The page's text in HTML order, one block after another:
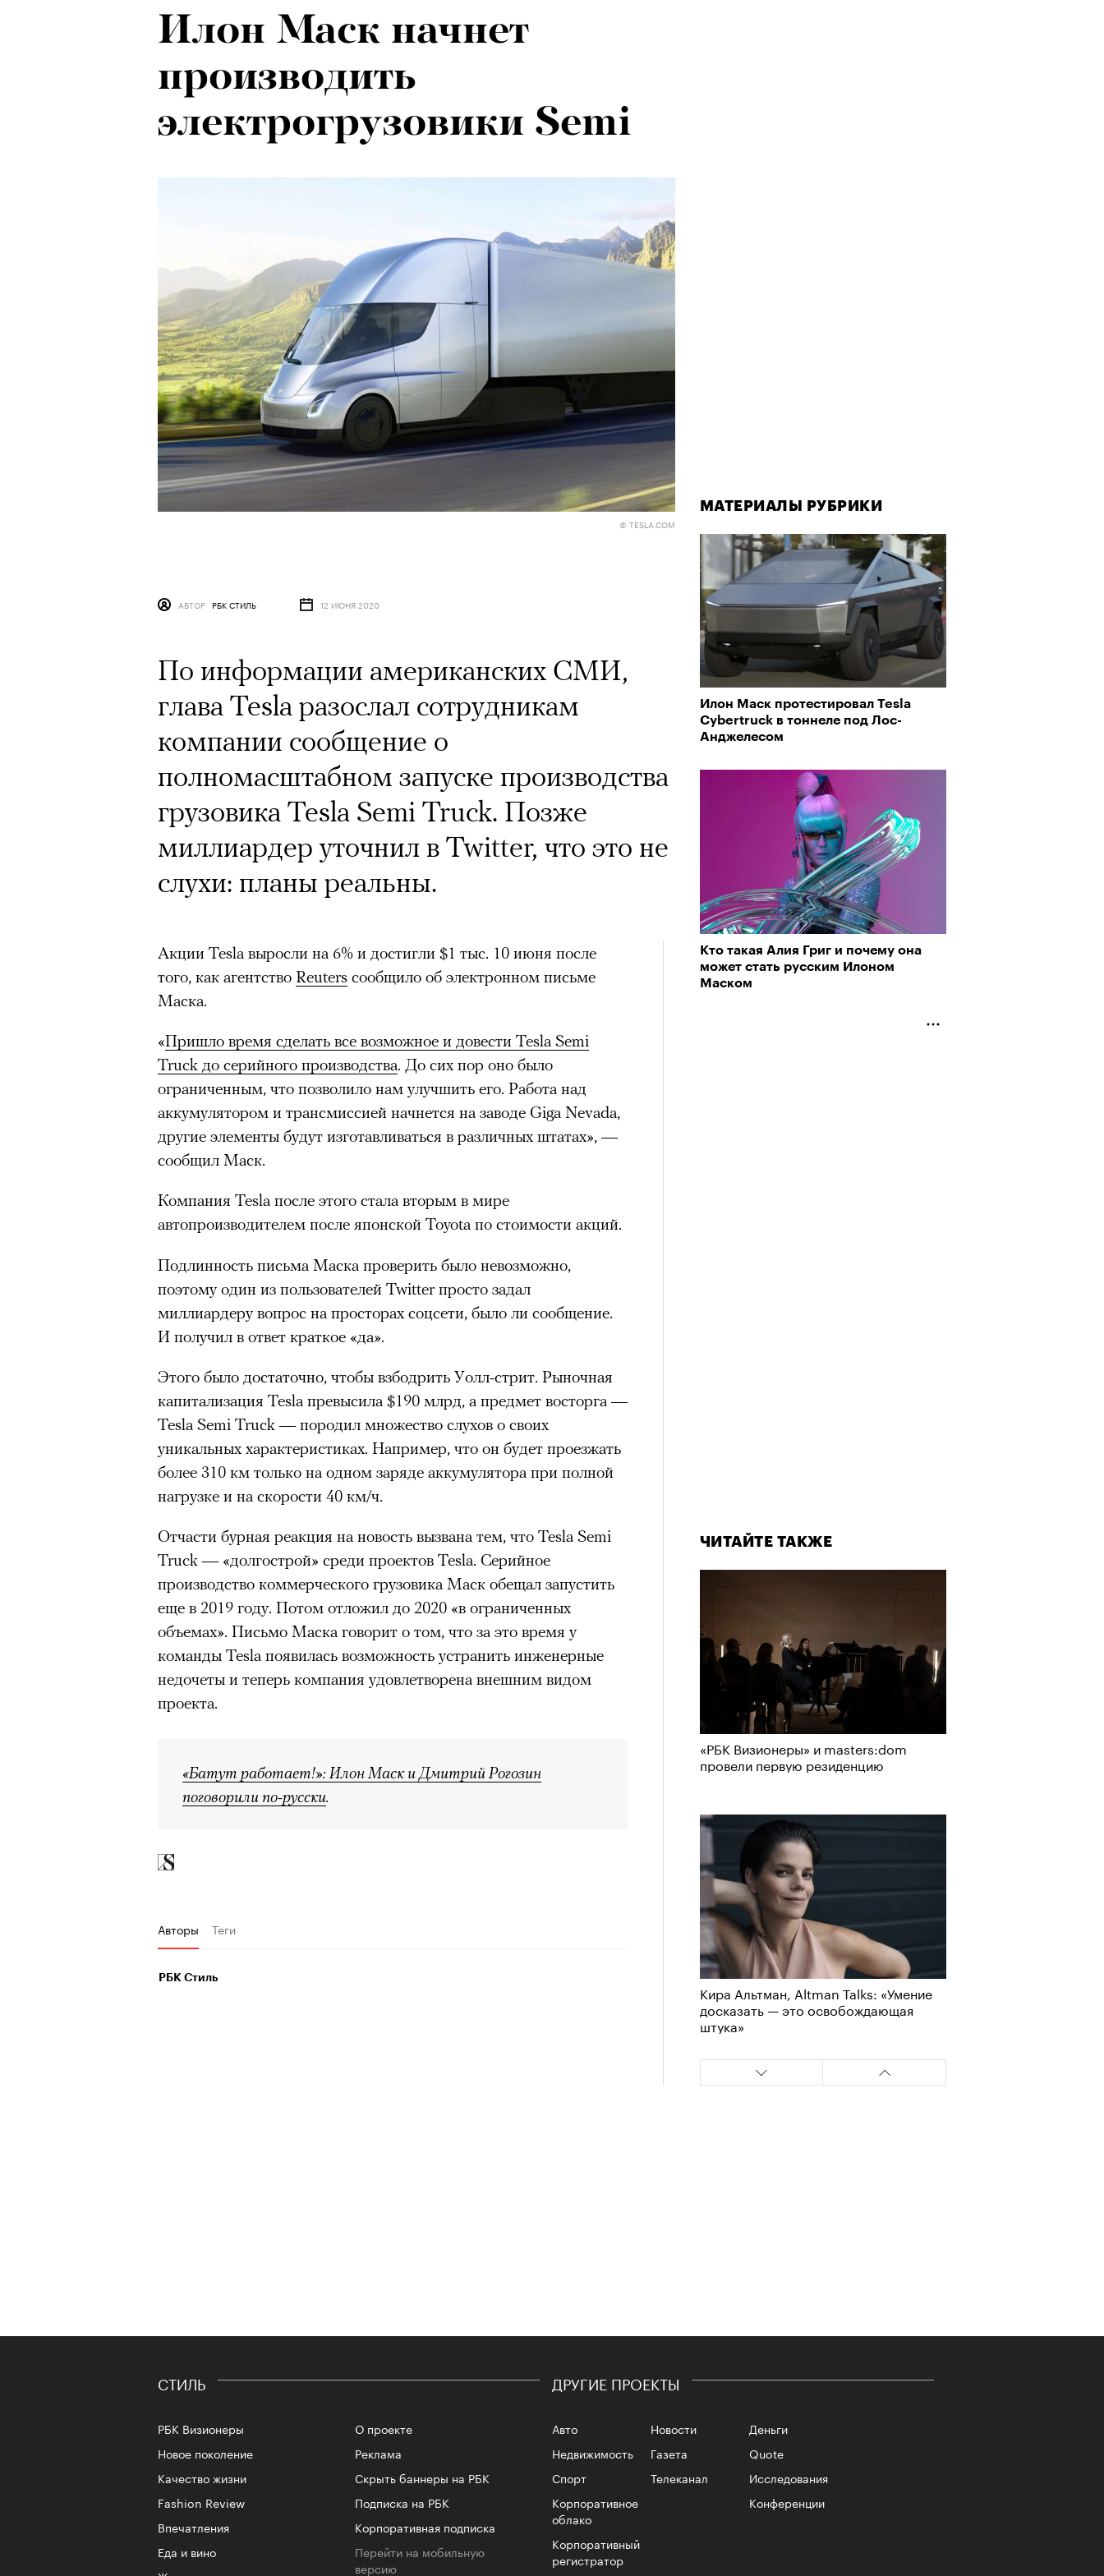
МАТЕРИАЛЫ РУБРИКИ
Илон Маск протестировал Tesla
Cybertruck в тоннеле под Лос-
Анджелесом
Кто такая Алия Григ и почему она
может стать русским Илоном
Маском
ЧИТАЙТЕ ТАКЖЕ
«РБК Визионеры» и masters:dom
провели первую резиденцию
Кира Альтман, Altman Talks: «Умение
досказать — это освобождающая
штука»
4 коллаборации, которые нельзя
пропустить
Илон Маск начнет
производить
электрогрузовики Semi
© TESLA.COM
АВТОР РБК СТИЛЬ 12 ИЮНЯ 2020
По информации американских СМИ,
глава Tesla разослал сотрудникам
компании сообщение о
полномасштабном запуске производства
грузовика Tesla Semi Truck. Позже
миллиардер уточнил в Twitter, что это не
слухи: планы реальны.
Акции Tesla выросли на 6% и достигли $1 тыс. 10 июня после
того, как агентство Reuters сообщило об электронном письме
Маска.
«Пришло время сделать все возможное и довести Tesla Semi
Truck до серийного производства. До сих пор оно было
ограниченным, что позволило нам улучшить его. Работа над
аккумулятором и трансмиссией начнется на заводе Giga Nevada,
другие элементы будут изготавливаться в различных штатах», —
сообщил Маск.
Компания Tesla после этого стала вторым в мире
автопроизводителем после японской Toyota по стоимости акций.
Подлинность письма Маска проверить было невозможно,
поэтому один из пользователей Twitter просто задал
миллиардеру вопрос на просторах соцсети, было ли сообщение.
И получил в ответ краткое «да».
Этого было достаточно, чтобы взбодрить Уолл-стрит. Рыночная
капитализация Tesla превысила $190 млрд, а предмет восторга —
Tesla Semi Truck — породил множество слухов о своих
уникальных характеристиках. Например, что он будет проезжать
более 310 км только на одном заряде аккумулятора при полной
нагрузке и на скорости 40 км/ч.
Отчасти бурная реакция на новость вызвана тем, что Tesla Semi
Truck — «долгострой» среди проектов Tesla. Серийное
производство коммерческого грузовика Маск обещал запустить
еще в 2019 году. Потом отложил до 2020 «в ограниченных
объемах». Письмо Маска говорит о том, что за это время у
команды Tesla появилась возможность устранить инженерные
недочеты и теперь компания удовлетворена внешним видом
проекта.
«Батут работает!»: Илон Маск и Дмитрий Рогозин
поговорили по-русски.
Авторы Теги
РБК Стиль
СТИЛЬ
РБК Визионеры
Новое поколение
Качество жизни
Fashion Review
Впечатления
Еда и вино
О проекте
Реклама
Скрыть баннеры на РБК
Подписка на РБК
Корпоративная подписка
Перейти на мобильную
версию
ДРУГИЕ ПРОЕКТЫ
Авто
Недвижимость
Спорт
Корпоративное
облако
Корпоративный
регистратор
Новости
Газета
Телеканал
Деньги
Quote
Исследования
Конференции